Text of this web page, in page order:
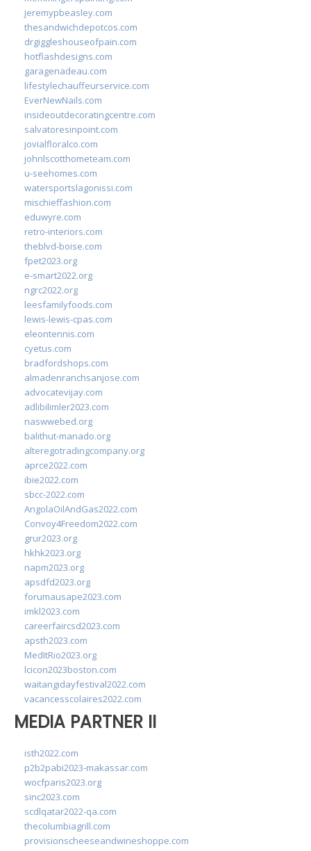
jeremypbeasley.com
thesandwichdepotcos.com
drgiggleshouseofpain.com
hotflashdesigns.com
garagenadeau.com
lifestylechauffeurservice.com
EverNewNails.com
insideoutdecoratingcentre.com
salvatoresinpoint.com
jovialfloralco.com
johnlscotthometeam.com
u-seehomes.com
watersportslagonissi.com
mischieffashion.com
eduwyre.com
retro-interiors.com
theblvd-boise.com
fpet2023.org
e-smart2022.org
ngrc2022.org
leesfamilyfoods.com
lewis-lewis-cpas.com
eleontennis.com
cyetus.com
bradfordshops.com
almadenranchsanjose.com
advocatevijay.com
adlibilimler2023.com
naswwebed.org
balithut-manado.org
alteregotradingcompany.org
aprce2022.com
ibie2022.com
sbcc-2022.com
AngolaOilAndGas2022.com
Convoy4Freedom2022.com
grur2023.org
hkhk2023.org
napm2023.org
apsdfd2023.org
forumausape2023.com
imkl2023.com
careerfaircsd2023.com
apsth2023.com
MedItRio2023.org
lcicon2023boston.com
waitangidayfestival2022.com
vacancesscolaires2022.com
MEDIA PARTNER II
isth2022.com
p2b2pabi2023-makassar.com
wocfparis2023.org
sinc2023.com
scdlqatar2022-qa.com
thecolumbiagrill.com
provisionscheeseandwineshoppe.com